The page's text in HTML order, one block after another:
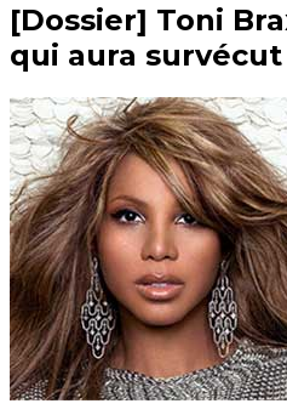
[Dossier] Toni
qui aura